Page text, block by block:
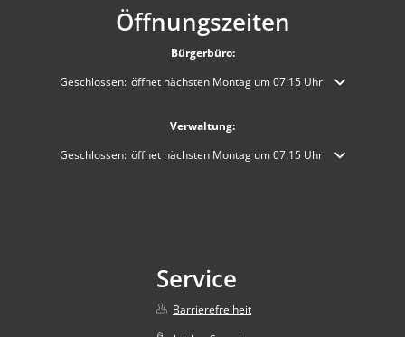
Öffnungszeiten
Bürgerbüro:
Klicken, um weitere Öffnungs- oder Schließzeiten auszublenden
Geschlossen: öffnet nächsten Montag um 07:15 Uhr
Verwaltung:
Klicken, um weitere Öffnungs- oder Schließzeiten auszublenden
Geschlossen: öffnet nächsten Montag um 07:15 Uhr
Service
Barrierefreiheit